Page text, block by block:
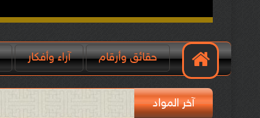
حقائق وأرقام آراء وأفكار
آخر المواد